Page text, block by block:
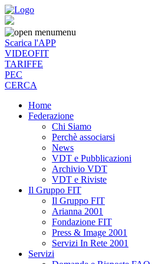
menu
Scarica l'APP
VIDEOFIT
TARIFFE
PEC
CERCA
Home
Federazione
Chi Siamo
Perchè associarsi
News
VDT e Pubblicazioni
Archivio VDT
VDT e Riviste
Il Gruppo FIT
Il Gruppo FIT
Arianna 2001
Fondazione FIT
Press & Image 2001
Servizi In Rete 2001
Servizi